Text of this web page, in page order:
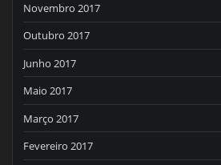
Novembro 2017
Outubro 2017
Junho 2017
Maio 2017
Março 2017
Fevereiro 2017